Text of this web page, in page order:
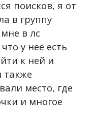
поисков, я от
в группу
в лс
у нее есть
к ней и
также
место, где
и многое